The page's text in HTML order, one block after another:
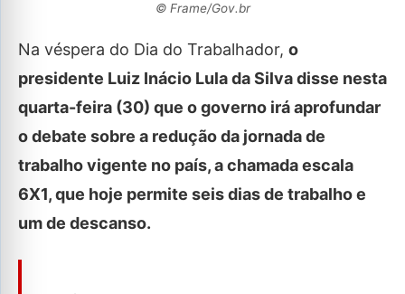
© Frame/Gov.br
Na véspera do Dia do Trabalhador, o
presidente Luiz Inácio Lula da Silva disse nesta
quarta-feira (30) que o governo irá aprofundar
o debate sobre a redução da jornada de
trabalho vigente no país, a chamada escala
6X1, que hoje permite seis dias de trabalho e
um de descanso.